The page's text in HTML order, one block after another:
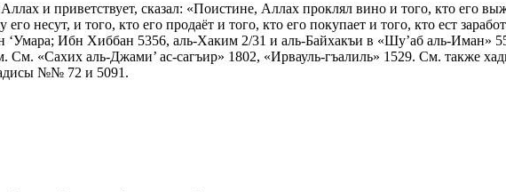
и приветствует, сказал: «Поистине, Аллах проклял вино и того, кто его
несут, и того, кто его продаёт и того, кто его покупает и того, кто ест
Ибн Хиббан 5356, аль-Хаким 2/31 и аль-Байхакъи в «Шу’аб аль-Иман»
«Сахих аль-Джами’ ас-сагъир» 1802, «Ирвауль-гъалиль» 1529. См. также
№№ 72 и 5091.